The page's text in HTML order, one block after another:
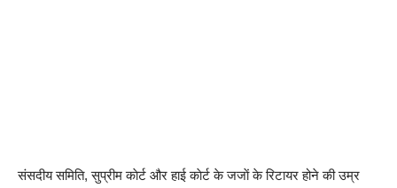
संसदीय समिति, सुप्रीम काेर्ट और हाई काेर्ट के जजाें के रिटायर होने की उम्र